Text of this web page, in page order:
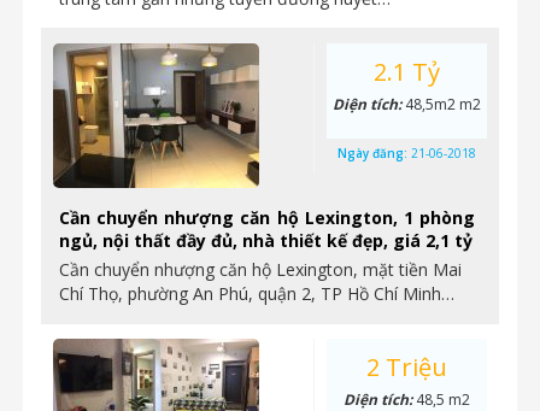
Cần chuyển nhượng căn hộ Lexington, 1 phòng
ngủ, nội thất đầy đủ, nhà thiết kế đẹp, giá 2,1 tỷ
Cần chuyển nhượng căn hộ Lexington, mặt tiền Mai
Chí Thọ, phường An Phú, quận 2, TP Hồ Chí Minh…
2.1 Tỷ
Diện tích:48,5m2 m2
Ngày đăng: 21-06-2018
2 Triệu
Diện tích:48,5 m2